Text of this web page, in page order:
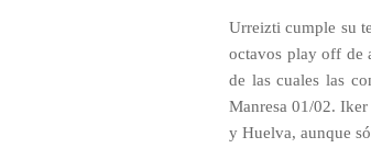
Urreizti cumple su
octavos play off de
de las cuales las
Manresa 01/02.
y Huelva, aunque